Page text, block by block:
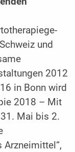
und
2012
in Bonn wird
2018 – Mit
Mai bis 2.
Arzneimittel“,